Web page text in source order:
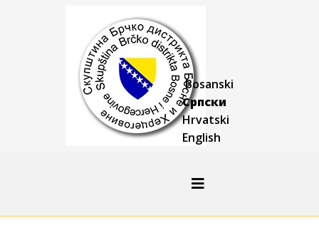
Bosanski
Српски
Hrvatski
English